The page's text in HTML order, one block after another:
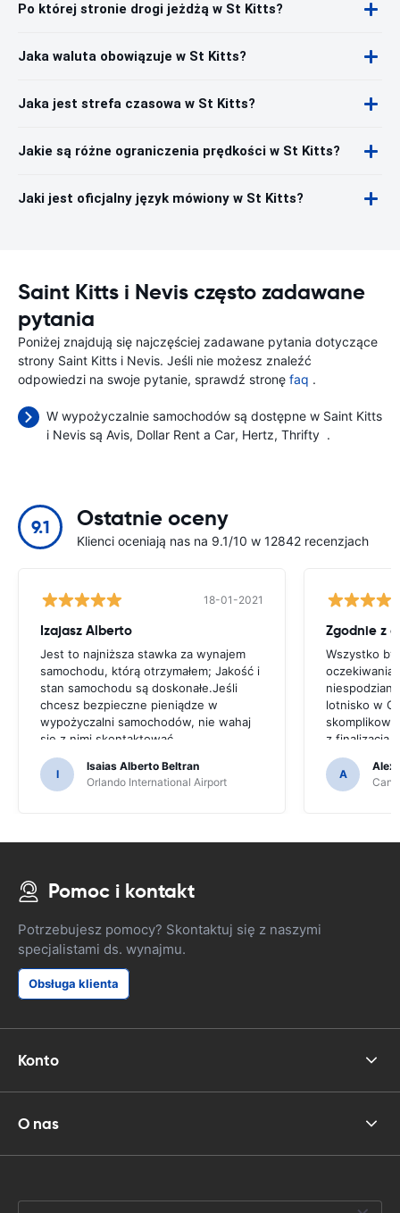
Po której stronie drogi jeżdżą w St Kitts?
Jaka waluta obowiązuje w St Kitts?
Jaka jest strefa czasowa w St Kitts?
Jakie są różne ograniczenia prędkości w St Kitts?
Jaki jest oficjalny język mówiony w St Kitts?
Saint Kitts i Nevis często zadawane
pytania
Poniżej znajdują się najczęściej zadawane pytania dotyczące
strony Saint Kitts i Nevis. Jeśli nie możesz znaleźć
odpowiedzi na swoje pytanie, sprawdź stronę faq .
W wypożyczalnie samochodów są dostępne w Saint Kitts
i Nevis są Avis Dollar Rent a Car Hertz Thrifty .
9.1 Ostatnie oceny
Klienci oceniają nas na 9.1/10 w 12842 recenzjach
18-01-2021
Izajasz Alberto
Jest to najniższa stawka za wynajem
samochodu, którą otrzymałem; Jakość i
stan samochodu są doskonałe.Jeśli
chcesz bezpieczne pieniądze w
wypożyczalni samochodów, nie wahaj
się z nimi skontaktować
I
Isaias Alberto Beltran
Orlando International Airport
Zgodnie z
Wszystko
lotnisko w
z finalizacją
w
A
Alex
Pomoc i kontakt
Potrzebujesz pomocy? Skontaktuj się z naszymi
specjalistami ds. wynajmu.
Obsługa klienta
Konto
O nas